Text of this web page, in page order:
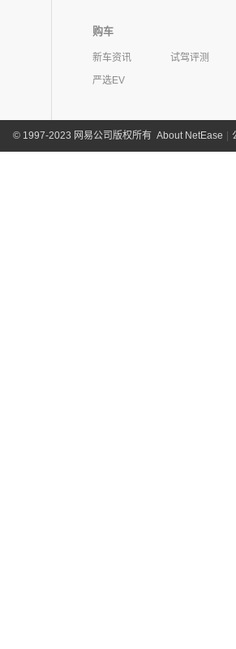
购车
新车资讯
试驾评测
严选EV
©1997-2023 网易公司版权所有 About NetEase